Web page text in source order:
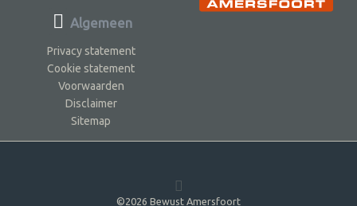
Algemeen
Privacy statement
Cookie statement
Voorwaarden
Disclaimer
Sitemap
©2026 Bewust Amersfoort